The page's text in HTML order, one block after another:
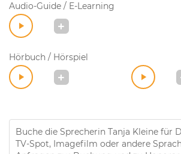
Audio-Guide / E-Learning
Hörbuch / Hörspiel
Buche die Sprecherin Tanja Kleine für
TV-Spot, Imagefilm oder andere